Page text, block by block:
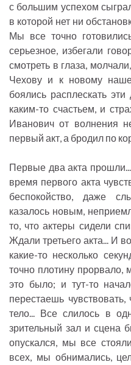
с большим успехом
в которой нет ни
Мы все точно
серьезное, избегали
смотреть в глаза,
Чехову и к новому
боялись расплескать
каким-то счастьем, и
Иванович от волнения
первый акт, а бродил по
Первые два акта
время первого акта
беспокойство, даже
казалось новым,
то, что актеры сидели
Ждали третьего акта... И
какие-то несколько
точно плотину прорвало,
это было; и тут-то
перестаешь чувствовать,
тело... Все слилось в
зрительный зал и сцена
опускался, мы все
всех, мы обнимались,